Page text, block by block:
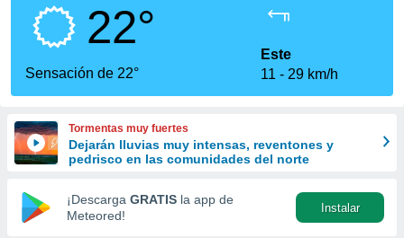
que se
calidad.
a este
las
y
forma
digital
basada
22°
Sensación de 22°
Este
11
29 km/h
Tormentas muy fuertes
Dejarán lluvias muy intensas, reventones y
pedrisco en las comunidades del norte
¡Descarga GRATIS la app de
Meteored!
Instalar